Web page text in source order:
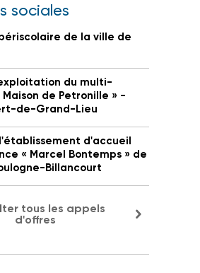
sociales
de la ville de
du multi-
de Petronille » -
de-Grand-Lieu
d'accueil
« Marcel Bontemps » de
Billancourt
tous les appels
d'offres